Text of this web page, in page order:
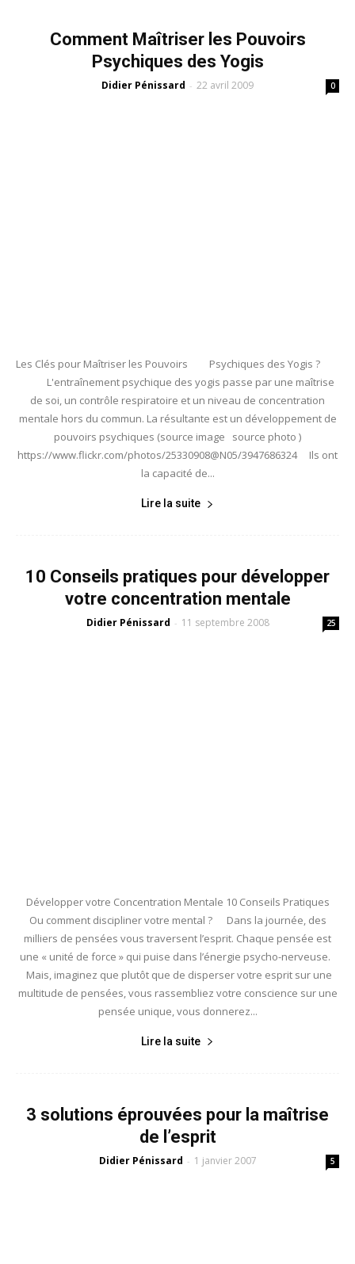
Comment Maîtriser les Pouvoirs
Psychiques des Yogis
Didier Pénissard - 22 avril 2009 0
Les Clés pour Maîtriser les Pouvoirs Psychiques des Yogis ?
L'entraînement psychique des yogis passe par une maîtrise
de soi, un contrôle respiratoire et un niveau de concentration
mentale hors du commun. La résultante est un développement de
pouvoirs psychiques (source image source photo )
https://www.flickr.com/photos/25330908@N05/3947686324 Ils ont
la capacité de...
Lire la suite
10 Conseils pratiques pour développer
votre concentration mentale
Didier Pénissard - 11 septembre 2008 25
Développer votre Concentration Mentale 10 Conseils Pratiques
Ou comment discipliner votre mental ? Dans la journée, des
milliers de pensées vous traversent l’esprit. Chaque pensée est
une « unité de force » qui puise dans l’énergie psycho-nerveuse.
Mais, imaginez que plutôt que de disperser votre esprit sur une
multitude de pensées, vous rassembliez votre conscience sur une
pensée unique, vous donnerez...
Lire la suite
3 solutions éprouvées pour la maîtrise
de l’esprit
Didier Pénissard - 1 janvier 2007 5